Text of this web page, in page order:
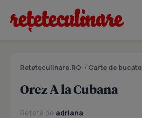
Reteteculinare.RO / Carte de bucate
Orez A la Cubana
Rețetă de adriana